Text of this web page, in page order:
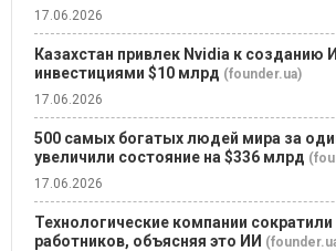
17.06.2026
Казахстан привлек Nvidia к созданию
инвестициями $10 млрд (founder.ua)
17.06.2026
500 самых богатых людей мира за
увеличили состояние на $336 млрд
17.06.2026
Технологические компании сократили
работников, объясняя это ИИ